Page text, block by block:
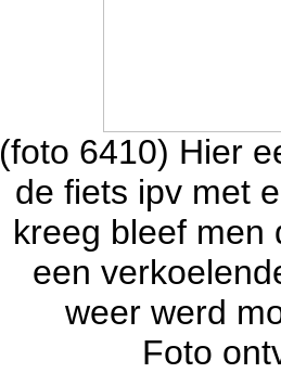
(foto 6410) Hier
de fiets ipv met
kreeg bleef men
een
weer werd
Foto